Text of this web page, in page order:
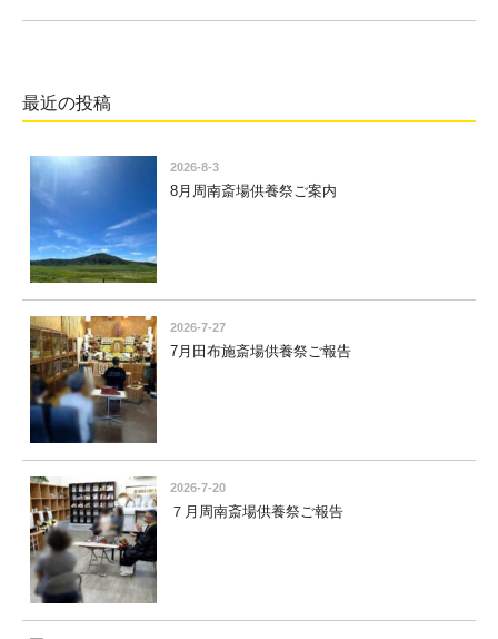
最近の投稿
2026-8-3
8月周南斎場供養祭ご案内
2026-7-27
7月田布施斎場供養祭ご報告
2026-7-20
７月周南斎場供養祭ご報告